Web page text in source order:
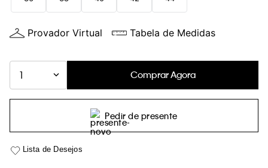
Provador Virtual Tabela de Medidas
1 Comprar Agora
Pedir de presente